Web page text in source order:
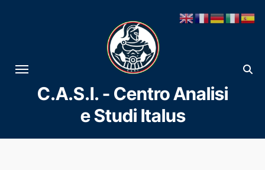
al
contenuto
C.A.S.I. - Centro Analisi
e Studi Italus